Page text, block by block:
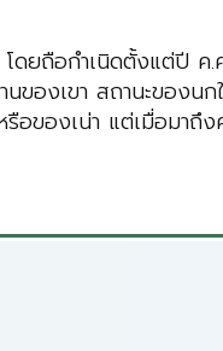
ยถือกำเนิดตั้งแต่ปี ค.
องเขา สถานะของนก
อของเน่า แต่เมื่อมาถึ